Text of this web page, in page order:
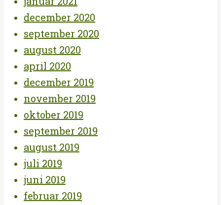
december 2020
september 2020
august 2020
april 2020
december 2019
november 2019
oktober 2019
september 2019
august 2019
juli 2019
juni 2019
februar 2019